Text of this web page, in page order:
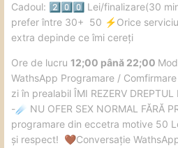
Cadoul: 2️⃣ 0️⃣ 0️⃣ Lei/finalizare(30
prefer între 30+ 50 ⚡️Orice
extra depinde ce îmi cereți
️Ore de lucru 12;00 până 22;00
WathsApp Programare /
zi în prealabil ÎMI REZERV DREPTUL
-☄️ NU OFER SEX NORMAL FĂRĂ
programare din eccetra motive 50
și respect! 🤎Conversație